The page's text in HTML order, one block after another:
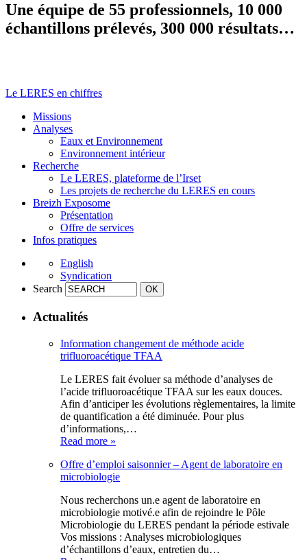
Une équipe de 55 professionnels, 10 000
échantillons prélevés, 300 000 résultats…
Le LERES en chiffres
Missions
Analyses
Eaux et Environnement
Environnement intérieur
Recherche
Le LERES, plateforme de l’Irset
Les projets de recherche du LERES en cours
Breizh Exposome
Présentation
Offre de services
Infos pratiques
English
Syndication
Search
Actualités
Information changement de méthode acide
trifluoroacétique TFAA
Le LERES fait évoluer sa méthode d’analyses de
l’acide trifluoroacétique TFAA sur les eaux douces.
Afin d’anticiper les évolutions règlementaires, la limite
de quantification a été diminuée. Pour plus
d’informations,…
Read more »
Offre d’emploi saisonnier – Agent de laboratoire en
microbiologie
Nous recherchons un.e agent de laboratoire en
microbiologie motivé.e afin de rejoindre le Pôle
Microbiologie du LERES pendant la période estivale
Vos missions : Analyses microbiologiques
d’échantillons d’eaux, entretien du…